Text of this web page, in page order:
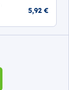
5,92 €